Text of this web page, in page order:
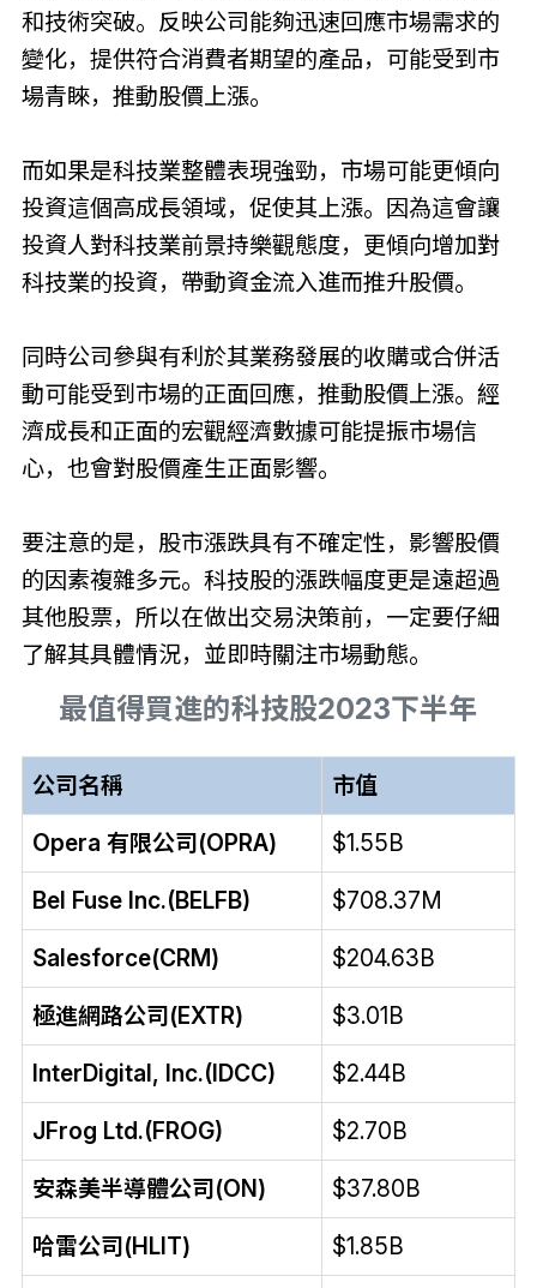
和技術突破。反映公司能夠迅速回應市場需求的
變化，提供符合消費者期望的產品，可能受到市
場青睞，推動股價上漲。
而如果是科技業整體表現強勁，市場可能更傾向
投資這個高成長領域，促使其上漲。因為這會讓
投資人對科技業前景持樂觀態度，更傾向增加對
科技業的投資，帶動資金流入進而推升股價。
同時公司參與有利於其業務發展的收購或合併活
動可能受到市場的正面回應，推動股價上漲。經
濟成長和正面的宏觀經濟數據可能提振市場信
心，也會對股價產生正面影響。
要注意的是，股市漲跌具有不確定性，影響股價
的因素複雜多元。科技股的漲跌幅度更是遠超過
其他股票，所以在做出交易決策前，一定要仔細
了解其具體情況，並即時關注市場動態。
最值得買進的科技股2023下半年
公司名稱
市值
Opera 有限公司(OPRA)
$1.55B
Bel Fuse Inc.(BELFB)
$708.37M
Salesforce(CRM)
$204.63B
極進網路公司(EXTR)
$3.01B
InterDigital, Inc.(IDCC)
$2.44B
JFrog Ltd.(FROG)
$2.70B
安森美半導體公司(ON)
$37.80B
哈雷公司(HLIT)
$1.85B